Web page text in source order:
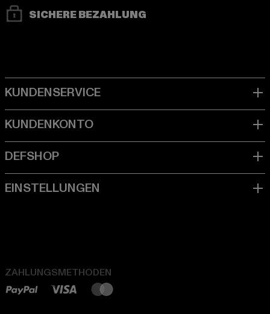
SICHERE BEZAHLUNG
ZAHLUNGSMETHODEN